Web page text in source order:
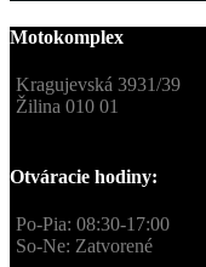
Motokomplex
Kragujevská 3931/39
Žilina 010 01
Otváracie hodiny:
Po-Pia: 08:30-17:00
So-Ne: Zatvorené